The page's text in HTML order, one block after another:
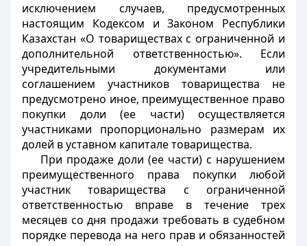
исключением случаев, предусмотренных
настоящим Кодексом и Законом Республики
Казахстан «О товариществах с ограниченной и
дополнительной ответственностью». Если
учредительными документами или
соглашением участников товарищества не
предусмотрено иное, преимущественное право
покупки доли (ее части) осуществляется
участниками пропорционально размерам их
долей в уставном капитале товарищества.
При продаже доли (ее части) с нарушением
преимущественного права покупки любой
участник товарищества с ограниченной
ответственностью вправе в течение трех
месяцев со дня продажи требовать в судебном
порядке перевода на него прав и обязанностей